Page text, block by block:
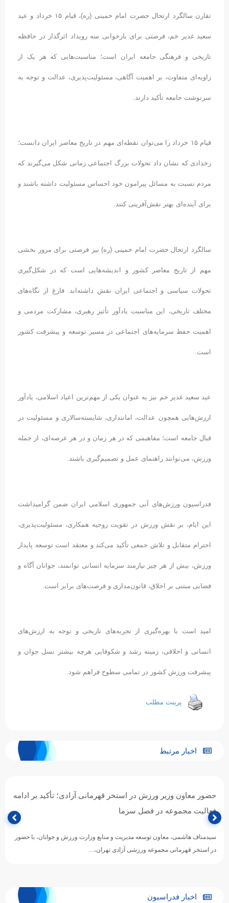
تقارن سالگرد ارتحال حضرت امام خمینی (ره)، قیام ۱۵ خرداد و عید
سعید غدیر خم، فرصتی برای بازخوانی سه رویداد اثرگذار در حافظه
تاریخی و فرهنگی جامعه ایران است؛ مناسبت‌هایی که هر یک از
زاویه‌ای متفاوت، بر اهمیت آگاهی، مسئولیت‌پذیری، عدالت و توجه به
سرنوشت جامعه تأکید دارند.
قیام ۱۵ خرداد را می‌توان نقطه‌ای مهم در تاریخ معاصر ایران دانست؛
رخدادی که نشان داد تحولات بزرگ اجتماعی زمانی شکل می‌گیرند که
مردم نسبت به مسائل پیرامون خود احساس مسئولیت داشته باشند و
برای آینده‌ای بهتر نقش‌آفرینی کنند.
سالگرد ارتحال حضرت امام خمینی (ره) نیز فرصتی برای مرور بخشی
مهم از تاریخ معاصر کشور و اندیشه‌هایی است که در شکل‌گیری
تحولات سیاسی و اجتماعی ایران نقش داشته‌اند. فارغ از نگاه‌های
مختلف تاریخی، این مناسبت یادآور تأثیر رهبری، مشارکت مردمی و
اهمیت حفظ سرمایه‌های اجتماعی در مسیر توسعه و پیشرفت کشور
است.
عید سعید غدیر خم نیز به عنوان یکی از مهم‌ترین اعیاد اسلامی، یادآور
ارزش‌هایی همچون عدالت، امانتداری، شایسته‌سالاری و مسئولیت در
قبال جامعه است؛ مفاهیمی که در هر زمان و در هر عرصه‌ای، از جمله
ورزش، می‌توانند راهنمای عمل و تصمیم‌گیری باشند.
فدراسیون ورزش‌های آبی جمهوری اسلامی ایران ضمن گرامیداشت
این ایام، بر نقش ورزش در تقویت روحیه همکاری، مسئولیت‌پذیری،
احترام متقابل و تلاش جمعی تأکید می‌کند و معتقد است توسعه پایدار
ورزش، بیش از هر چیز نیازمند سرمایه انسانی توانمند، جوانان آگاه و
فضایی مبتنی بر اخلاق، قانون‌مداری و فرصت‌های برابر است.
امید است با بهره‌گیری از تجربه‌های تاریخی و توجه به ارزش‌های
انسانی و اخلاقی، زمینه رشد و شکوفایی هرچه بیشتر نسل جوان و
پیشرفت ورزش کشور در تمامی سطوح فراهم شود.
پرینت مطلب
اخبار مرتبط
حضور معاون وزیر ورزش در استخر قهرمانی آزادی؛ تأکید بر ادامه
فعالیت مجموعه در فصل سرما
سیدمناف هاشمی، معاون توسعه مدیریت و منابع وزارت ورزش و جوانان، با حضور
در استخر قهرمانی مجموعه ورزشی آزادی تهران،…
اخبار فدراسیون